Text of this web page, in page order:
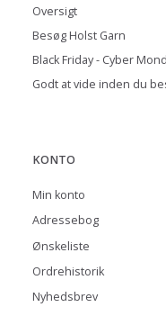
Oversigt
Besøg Holst Garn
Black Friday - Cyber
Godt at vide inden du
KONTO
Min konto
Adressebog
Ønskeliste
Ordrehistorik
Nyhedsbrev